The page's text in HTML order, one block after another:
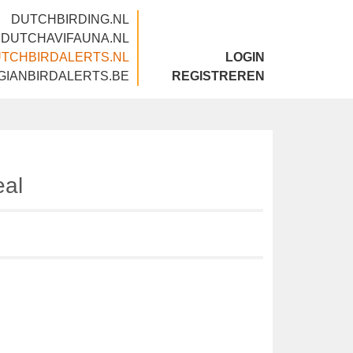
DUTCHBIRDING.NL
DUTCHAVIFAUNA.NL
DUTCHBIRDALERTS.NL
LOGIN
REGISTREREN